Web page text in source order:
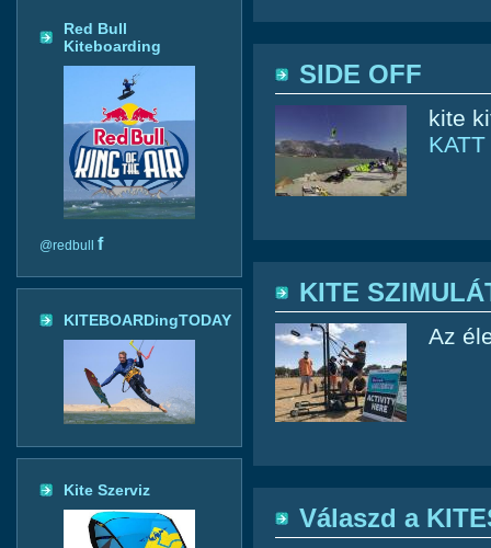
Red Bull
Kiteboarding
@redbull f
KITEBOARDingTODAY
Kite Szerviz
SIDE OFF
kite
KITE
Az
Válaszd a